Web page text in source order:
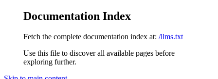
Documentation Index
Fetch the complete documentation index at: /llms.txt
Use this file to discover all available pages before
exploring further.